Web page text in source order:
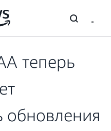
теперь
обновления